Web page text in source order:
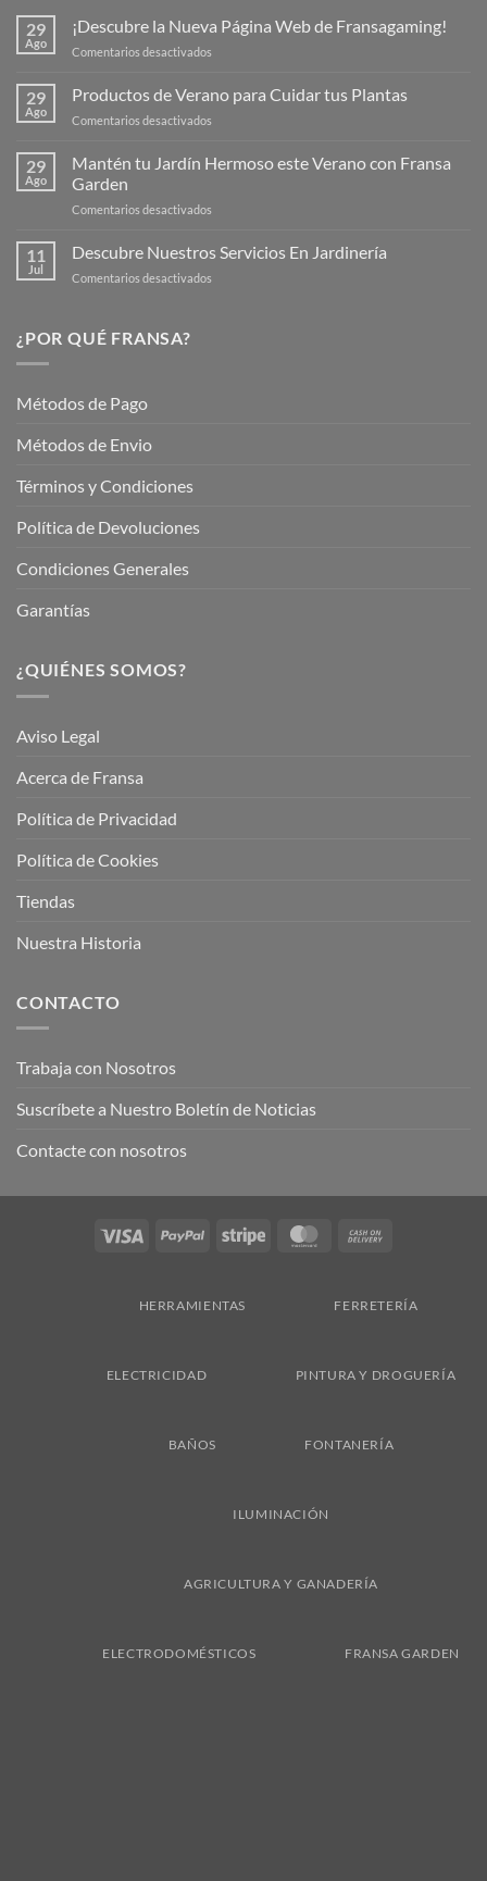
29
Ago
¡Descubre la Nueva Página Web de Fransagaming!
Comentarios desactivados
Nueva
de
29
Ago
Productos de Verano para Cuidar tus Plantas
Comentarios desactivados
de
Verano
Plantas
29
Ago
Mantén tu Jardín Hermoso este Verano con Fransa
Garden
Comentarios desactivados
tu
Jardín
11
Jul
Descubre Nuestros Servicios En Jardinería
Comentarios desactivados
¿POR QUÉ FRANSA?
Métodos de Pago
Métodos de Envio
Términos y Condiciones
Política de Devoluciones
Condiciones Generales
Garantías
¿QUIÉNES SOMOS?
Aviso Legal
Acerca de Fransa
Política de Privacidad
Política de Cookies
Tiendas
Nuestra Historia
CONTACTO
Trabaja con Nosotros
Suscríbete a Nuestro Boletín de Noticias
Contacte con nosotros
Visa PayPal Stripe MasterCard
HERRAMIENTAS FERRETERÍA
ELECTRICIDAD PINTURA Y DROGUERÍA
BAÑOS FONTANERÍA
ILUMINACIÓN
AGRICULTURA Y GANADERÍA
ELECTRODOMÉSTICOS FRANSA GARDEN